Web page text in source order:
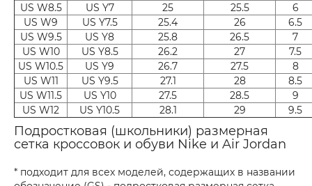
US W8.5
US Y7 25 25.5
6
US W9
US Y7.5 25.4 26
6.5
US W9.5
US Y8 25.8 26.5
7
US W10
US Y8.5 26.2 27
7.5
US W10.5
US Y9 26.7 27.5
8
US W11
US Y9.5 27.1 28
8.5
US W11.5
US Y10 27.5 28.5
9
US W12
US Y10.5 28.1 29 9.5
Подростковая (школьники) размерная
сетка кроссовок и обуви Nike и Air Jordan
* подходит для всех моделей, содержащих в названии